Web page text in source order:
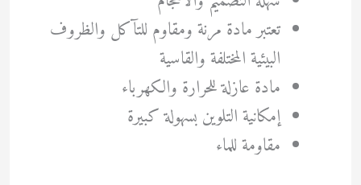
تعتبر مادة مرنة ومقاوم للتآكل والظروف
البيئية المختلفة والقاسية
مادة عازلة للحرارة والكهرباء
إمكانية التلوين بسهولة كبيرة
مقاومة للماء